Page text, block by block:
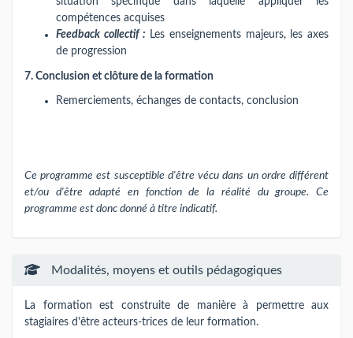
compétences acquises
Feedback collectif : Les enseignements majeurs, les axes
de progression
7. Conclusion et clôture de la formation
Remerciements, échanges de contacts, conclusion
Ce programme est susceptible d'être vécu dans un ordre différent
et/ou d'être adapté en fonction de la réalité du groupe. Ce
programme est donc donné à titre indicatif.
Modalités, moyens et outils pédagogiques
La formation est construite de manière à permettre aux
stagiaires d'être acteurs-trices de leur formation.